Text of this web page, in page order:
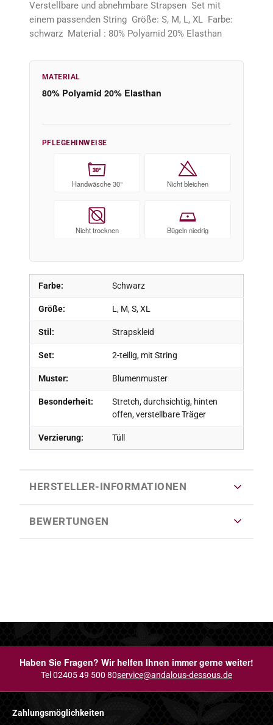
Verstellbare und abnehmbare Strapsen Set mit
einem passenden String Größe: S, M, L, XL Farbe:
schwarz Material : 80% Polyamid 20% Elasthan
Farbe: Schwarz
Größe: L, M, S, XL
Stil: Strapskleid
Set: 2-teilig, mit String
Muster: Blumenmuster
Besonderheit:
Stretch, durchsichtig, hinten
offen, verstellbare Träger
Verzierung: Tüll
MATERIAL
80% Polyamid 20% Elasthan
PFLEGEHINWEISE
30°
Handwäsche 30° Nicht bleichen
Nicht trocknen Bügeln niedrig
HERSTELLER-INFORMATIONEN
BEWERTUNGEN
Haben Sie Fragen? Wir helfen Ihnen immer gerne weiter!
Tel 02405 49 500 80service@andalous-dessous.de
Zahlungsmöglichkeiten